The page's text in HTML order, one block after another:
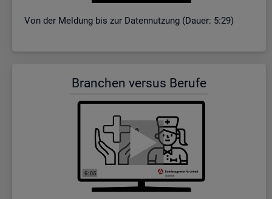
Von der Mel­dung bis zur Da­ten­nut­zung (Dauer: 5:29)
Bran­chen ver­sus Be­ru­fe